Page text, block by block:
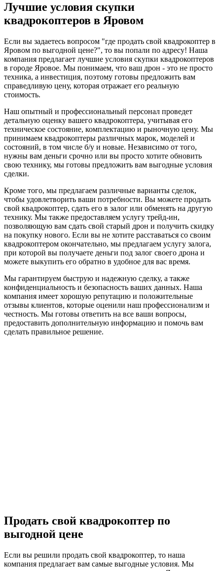
Лучшие условия скупки
квадрокоптеров в Яровом
Если вы задаетесь вопросом "где продать свой квадрокоптер в
Яровом по выгодной цене?", то вы попали по адресу! Наша
компания предлагает лучшие условия скупки квадрокоптеров
в городе Яровое. Мы понимаем, что ваш дрон - это не просто
техника, а инвестиция, поэтому готовы предложить вам
справедливую цену, которая отражает его реальную
стоимость.
Наш опытный и профессиональный персонал проведет
детальную оценку вашего квадрокоптера, учитывая его
техническое состояние, комплектацию и рыночную цену. Мы
принимаем квадрокоптеры различных марок, моделей и
состояний, в том числе б/у и новые. Независимо от того,
нужны вам деньги срочно или вы просто хотите обновить
свою технику, мы готовы предложить вам выгодные условия
сделки.
Кроме того, мы предлагаем различные варианты сделок,
чтобы удовлетворить ваши потребности. Вы можете продать
свой квадрокоптер, сдать его в залог или обменять на другую
технику. Мы также предоставляем услугу трейд-ин,
позволяющую вам сдать свой старый дрон и получить скидку
на покупку нового. Если вы не хотите расставаться со своим
квадрокоптером окончательно, мы предлагаем услугу залога,
при которой вы получаете деньги под залог своего дрона и
можете выкупить его обратно в удобное для вас время.
Мы гарантируем быструю и надежную сделку, а также
конфиденциальность и безопасность ваших данных. Наша
компания имеет хорошую репутацию и положительные
отзывы клиентов, которые оценили наш профессионализм и
честность. Мы готовы ответить на все ваши вопросы,
предоставить дополнительную информацию и помочь вам
сделать правильное решение.
Продать свой квадрокоптер по
выгодной цене
Если вы решили продать свой квадрокоптер, то наша
компания предлагает вам самые выгодные условия. Мы